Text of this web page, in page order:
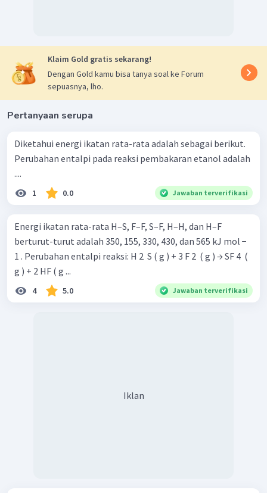
Klaim Gold gratis sekarang!
Dengan Gold kamu bisa tanya soal ke Forum
sepuasnya, lho.
Pertanyaan serupa
Diketahui energi ikatan rata-rata adalah sebagai berikut. ​​​​​​​
Perubahan entalpi pada reaksi pembakaran etanol adalah
....
1 0.0 Jawaban terverifikasi
Energi ikatan rata-rata H–S, F–F, S–F, H–H, dan H–F
berturut-turut adalah 350, 155, 330, 430, dan 565 kJ mol −
1 . Perubahan entalpi reaksi: H 2 ​ S ( g ) + 3 F 2 ​ ( g ) → SF 4 ​ (
g ) + 2 HF ( g ...
4 5.0 Jawaban terverifikasi
Iklan